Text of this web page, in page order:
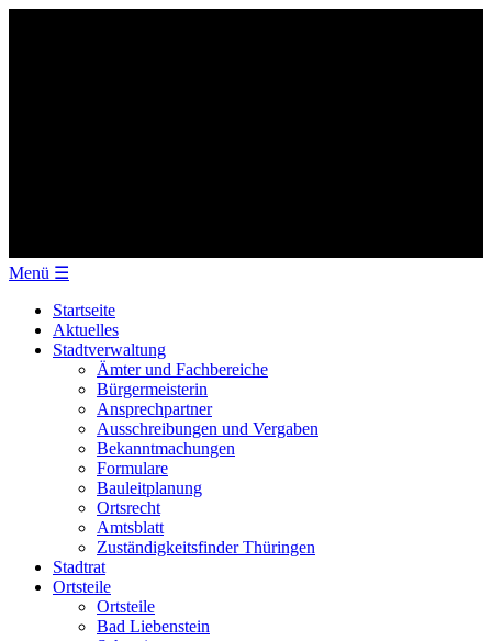
Menü ☰
Startseite
Aktuelles
Stadtverwaltung
Ämter und Fachbereiche
Bürgermeisterin
Ansprechpartner
Ausschreibungen und Vergaben
Bekanntmachungen
Formulare
Bauleitplanung
Ortsrecht
Amtsblatt
Zuständigkeitsfinder Thüringen
Stadtrat
Ortsteile
Ortsteile
Bad Liebenstein